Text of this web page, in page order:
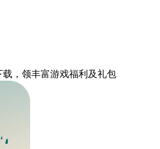
载 ，领丰富游戏福利 及礼包